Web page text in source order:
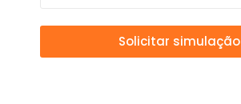
Solicitar simulação